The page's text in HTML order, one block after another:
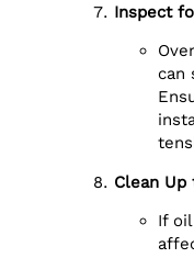
Inspect
can
Clean Up
If